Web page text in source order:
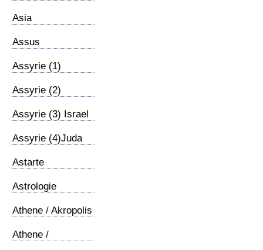
Asia
Assus
Assyrie (1)
Assyrie (2)
Assyrie (3) Israel
Assyrie (4)Juda
Astarte
Astrologie
Athene / Akropolis
Athene /